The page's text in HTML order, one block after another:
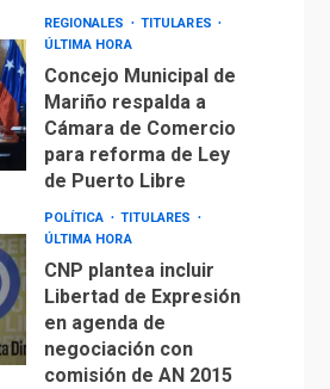
REGIONALES
TITULARES
ÚLTIMA HORA
Concejo Municipal de
Mariño respalda a
Cámara de Comercio
para reforma de Ley
de Puerto Libre
POLÍTICA
TITULARES
ÚLTIMA HORA
CNP plantea incluir
Libertad de Expresión
en agenda de
negociación con
comisión de AN 2015